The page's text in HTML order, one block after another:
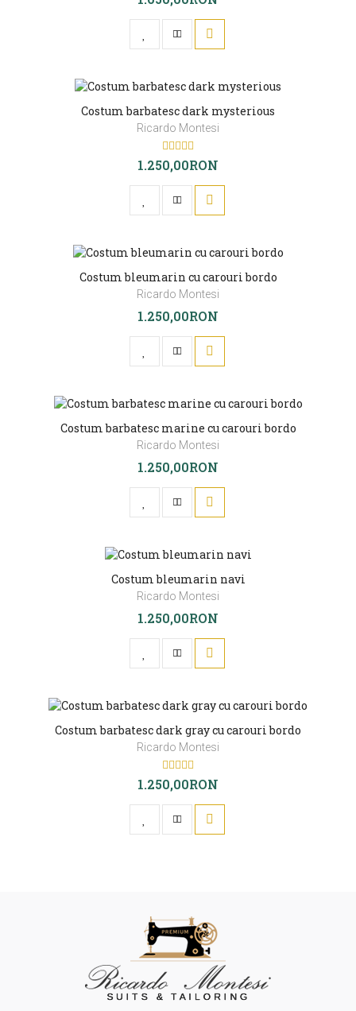
Costum barbatesc dark mysterious
Ricardo Montesi
1.250,00RON
Costum bleumarin cu carouri bordo
Ricardo Montesi
1.250,00RON
Costum barbatesc marine cu carouri bordo
Ricardo Montesi
1.250,00RON
Costum bleumarin navi
Ricardo Montesi
1.250,00RON
Costum barbatesc dark gray cu carouri bordo
Ricardo Montesi
1.250,00RON